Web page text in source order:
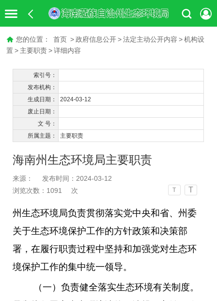
您的位置： 首页 > 政府信息公开 > 法定主动公开内容 > 机构设
置 > 主要职责 > 详细内容
索引号：
发布机构：
生成日期：
2024-03-12
废止日期：
文 号：
所属主题：
主要职责
海南州生态环境局主要职责
来源：
发布时间：2024-03-12
浏览次数： 1091 次 T T
州生态环境局负责贯彻落实党中央和省、州委
关于生态环境保护工作的方针政策和决策部
署，在履行职责过程中坚持和加强党对生态环
境保护工作的集中统一领导。
（一）负责健全落实生态环境有关制度。